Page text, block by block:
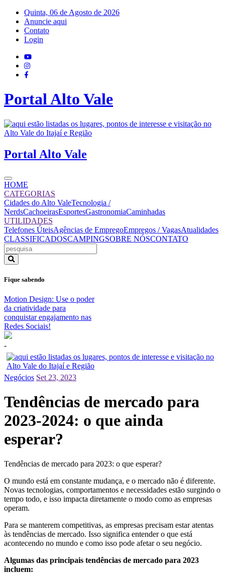
Quinta, 06 de Agosto de 2026
Anuncie aqui
Contato
Login
PortalAlto Vale
Portal Alto Vale
HOME
CATEGORIAS
Cidades do Alto ValeTecnologia /
NerdsCachoeirasEsportesGastronomiaCaminhadas
UTILIDADES
Telefones ÚteisAgências de EmpregoEmpregos / VagasAtualidades
CLASSIFICADOSCAMPINGSOBRE NÓSCONTATO
Fique sabendo
Motion Design: Use o poder
da criatividade para
conquistar engajamento nas
Redes Sociais!
-
Negócios Set 23, 2023
Tendências de mercado para
2023-2024: o que ainda
esperar?
Tendências de mercado para 2023: o que esperar?
O mundo está em constante mudança, e o mercado não é diferente.
Novas tecnologias, comportamentos e necessidades estão surgindo o
tempo todo, e isso impacta diretamente o modo como as empresas
operam.
Para se manterem competitivas, as empresas precisam estar atentas
às tendências de mercado. Isso significa entender o que está
acontecendo no mundo e como isso pode afetar o seu negócio.
Algumas das principais tendências de mercado para 2023
incluem: